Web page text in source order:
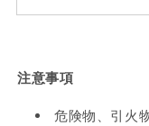
注意事項
危険物、引火